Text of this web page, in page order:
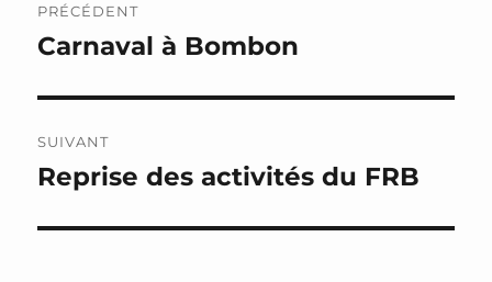
de
PRÉCÉDENT
Publication
Carnaval à Bombon
SUIVANT
Publication
Reprise des activités du FRB